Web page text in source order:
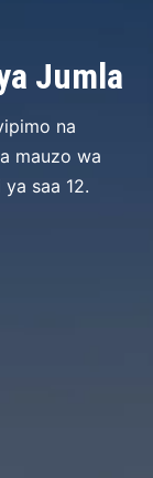
Jumla
na
mauzo wa
saa 12.